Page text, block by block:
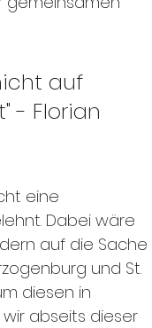
auf
- Florian
eine
Dabei wäre
auf die Sache
und St.
diesen in
abseits dieser